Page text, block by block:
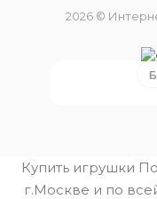
2026 ©
Купить игрушки
г.Москве и по